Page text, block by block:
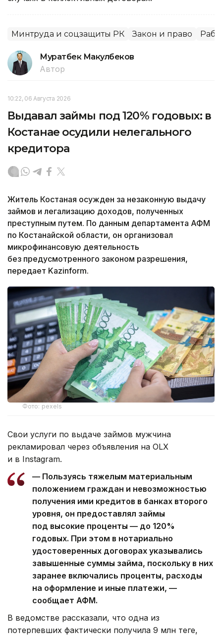
Минтруда и соцзащиты РК Закон и право
Муратбек Макулбеков
Автор
10:22, 06 Августа 2026
Выдавал займы под 120% годовых: в
Костанае осудили нелегального
кредитора
Житель Костаная осужден за незаконную выдачу
займов и легализацию доходов, полученных
преступным путем. По данным департамента АФМ
по Костанайской области, он организовал
микрофинансовую деятельность
без предусмотренного законом разрешения,
передает Kazinform.
Фото: pexels
Свои услуги по выдаче займов мужчина
рекламировал через объявления на OLX
и в Instagram.
— Пользуясь тяжелым материальным
положением граждан и невозможностью
получения ими кредитов в банках второго
уровня, он предоставлял займы
под высокие проценты — до 120%
годовых. При этом в нотариально
удостоверенных договорах указывались
завышенные суммы займа, поскольку в них
заранее включались проценты, расходы
на оформление и иные платежи, —
сообщает АФМ.
В ведомстве рассказали, что одна из
потерпевших фактически получила 9 млн теңге,